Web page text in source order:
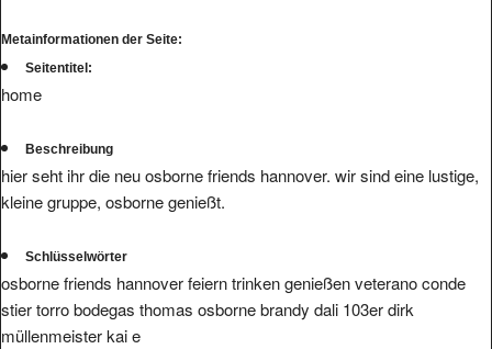
Metainformationen der Seite:
Seitentitel:
home
Beschreibung
hier seht ihr die neu osborne friends hannover. wir sind eine lustige,
kleine gruppe, osborne genießt.
Schlüsselwörter
osborne friends hannover feiern trinken genießen veterano conde
stier torro bodegas thomas osborne brandy dali 103er dirk
müllenmeister kai e